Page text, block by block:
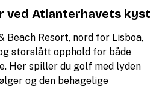
ved Atlanterhavets kyst
Beach Resort, nord for Lisboa,
storslått opphold for både
Her spiller du golf med lyden
og den behagelige